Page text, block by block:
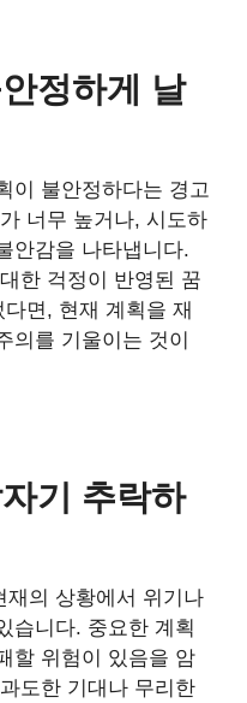
정하게 날
이 불안정하다는 경고
너무 높거나, 시도하
안감을 나타냅니다.
한 걱정이 반영된 꿈
면, 현재 계획을 재
의를 기울이는 것이
기 추락하
재의 상황에서 위기나
습니다. 중요한 계획
할 위험이 있음을 암
도한 기대나 무리한